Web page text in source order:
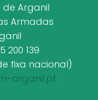
de Arganil
Armadas
200 139
fixa nacional)
arganil.pt